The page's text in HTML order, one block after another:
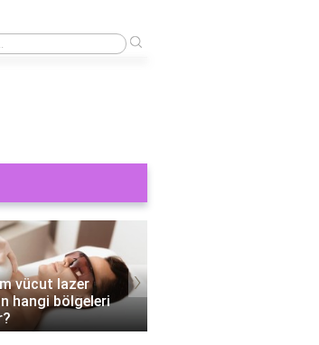
görmek orucu bozar mı?
vücut lazer
hangi bölgeleri
›